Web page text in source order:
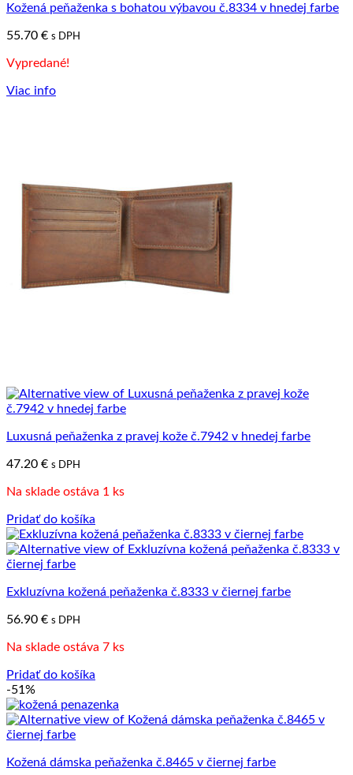
Kožená peňaženka s bohatou výbavou č.8334 v hnedej farbe
55.70 € s DPH
Vypredané!
Viac info
Luxusná peňaženka z pravej kože č.7942 v hnedej farbe
47.20 € s DPH
Na sklade ostáva 1 ks
Pridať do košíka
Exkluzívna kožená peňaženka č.8333 v čiernej farbe
56.90 € s DPH
Na sklade ostáva 7 ks
Pridať do košíka
-51%
Kožená dámska peňaženka č.8465 v čiernej farbe